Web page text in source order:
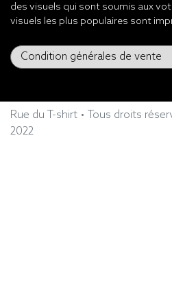
des visuels qui sont soumis aux
visuels les plus populaires sont
Rue du T-shirt • Tous droits
2022